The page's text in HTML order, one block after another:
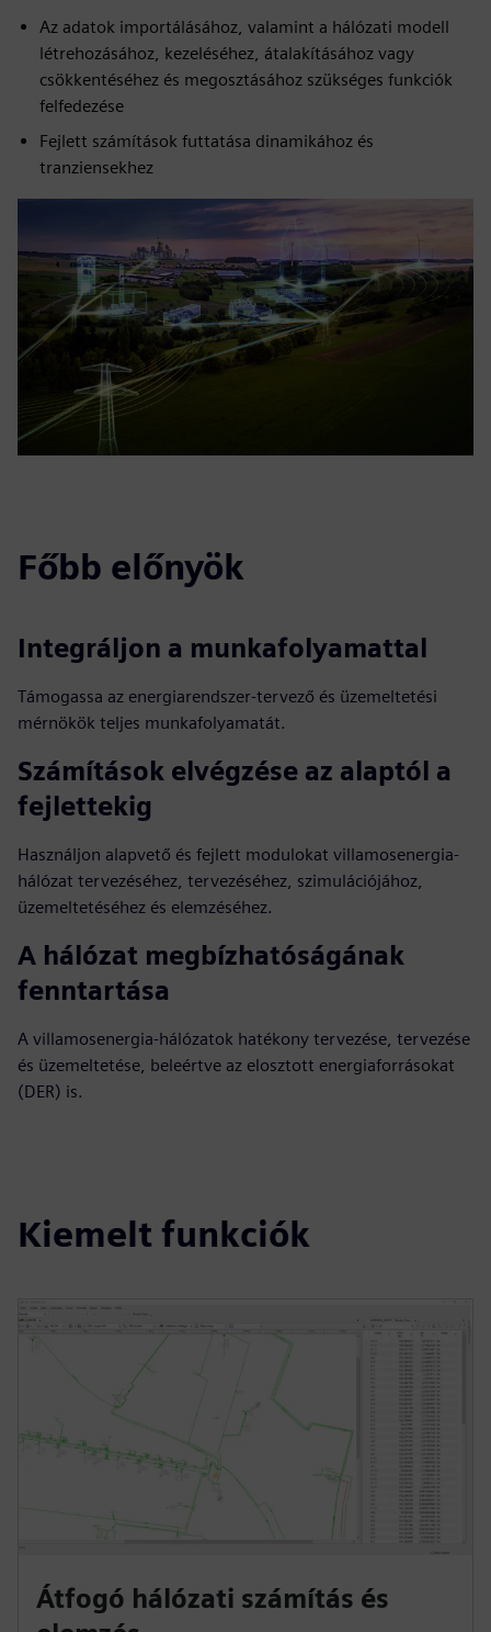
Az adatok importálásához, valamint a hálózati modell
létrehozásához, kezeléséhez, átalakításához vagy
csökkentéséhez és megosztásához szükséges funkciók
felfedezése
Fejlett számítások futtatása dinamikához és
tranziensekhez
Főbb előnyök
Integráljon a munkafolyamattal
Támogassa az energiarendszer-tervező és üzemeltetési
mérnökök teljes munkafolyamatát.
Számítások elvégzése az alaptól a
fejlettekig
Használjon alapvető és fejlett modulokat villamosenergia-
hálózat tervezéséhez, tervezéséhez, szimulációjához,
üzemeltetéséhez és elemzéséhez.
A hálózat megbízhatóságának
fenntartása
A villamosenergia-hálózatok hatékony tervezése, tervezése
és üzemeltetése, beleértve az elosztott energiaforrásokat
(DER) is.
Kiemelt funkciók
Átfogó hálózati számítás és